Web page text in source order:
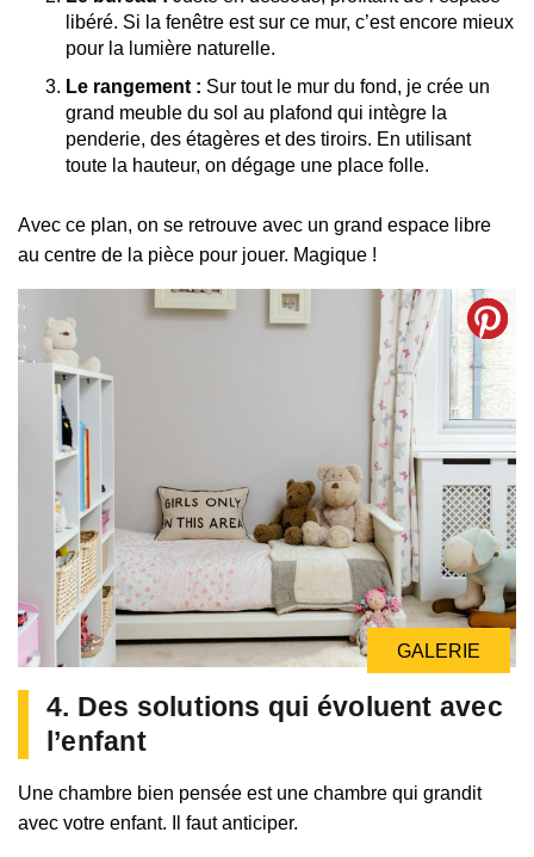
libéré. Si la fenêtre est sur ce mur, c’est encore mieux
pour la lumière naturelle.
Le rangement : Sur tout le mur du fond, je crée un
grand meuble du sol au plafond qui intègre la
penderie, des étagères et des tiroirs. En utilisant
toute la hauteur, on dégage une place folle.
Avec ce plan, on se retrouve avec un grand espace libre
au centre de la pièce pour jouer. Magique !
GALERIE
GALERIE
4. Des solutions qui évoluent avec
l’enfant
Une chambre bien pensée est une chambre qui grandit
avec votre enfant. Il faut anticiper.